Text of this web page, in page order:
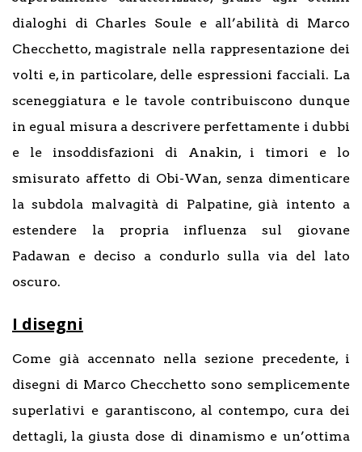
dialoghi di Charles Soule e all’abilità di Marco
Checchetto, magistrale nella rappresentazione dei
volti e, in particolare, delle espressioni facciali. La
sceneggiatura e le tavole contribuiscono dunque
in egual misura a descrivere perfettamente i dubbi
e le insoddisfazioni di Anakin, i timori e lo
smisurato affetto di Obi-Wan, senza dimenticare
la subdola malvagità di Palpatine, già intento a
estendere la propria influenza sul giovane
Padawan e deciso a condurlo sulla via del lato
oscuro.
I disegni
Come già accennato nella sezione precedente, i
disegni di Marco Checchetto sono semplicemente
superlativi e garantiscono, al contempo, cura dei
dettagli, la giusta dose di dinamismo e un’ottima